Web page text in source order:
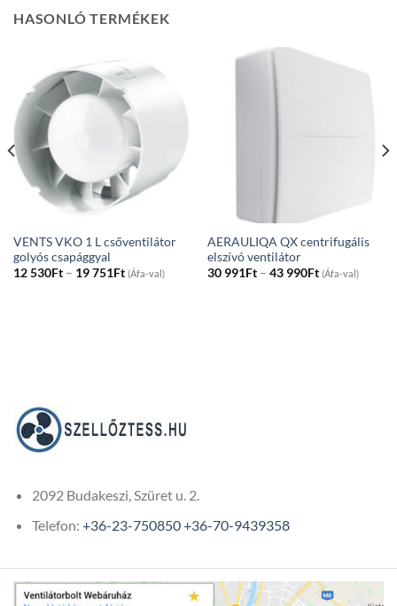
HASONLÓ TERMÉKEK
VENTS VKO 1 L csőventilátor
golyós csapággyal
12 530Ft – 19 751FtPrice
range:
(Áfa-val)
AERAULIQA QX centrifugális
elszívó ventilátor
30 991Ft – 43 990FtPrice
range:
(Áfa-val)
2092 Budakeszi, Szüret u. 2.
Telefon: +36-23-750850+36-70-9439358